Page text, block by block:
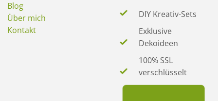
Blog
Über mich
Kontakt
DIY Kreativ-Sets
Exklusive
Dekoideen
100% SSL
verschlüsselt